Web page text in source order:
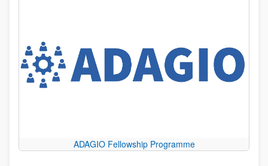
ADAGIO Fellowship Programme